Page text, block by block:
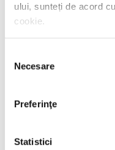
ului, sunteți de acord
cookie.
consimțământului
Necesare
Preferinţe
Statistici